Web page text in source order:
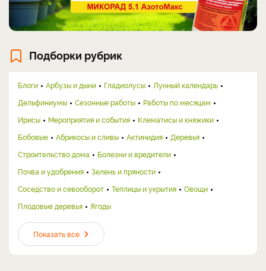
Подборки рубрик
Блоги Арбузы и дыни Гладиолусы
Лунный календарь
Дельфиниумы
Сезонные работы
Работы по месяцам
Ирисы
Мероприятия и события
Клематисы и княжики
Бобовые
Абрикосы и сливы Актинидия
Деревья
Строительство дома
Болезни и вредители
Почва и удобрения
Зелень и пряности
Соседство и севооборот
Теплицы и укрытия
Овощи
Плодовые деревья
Ягоды
Показать все